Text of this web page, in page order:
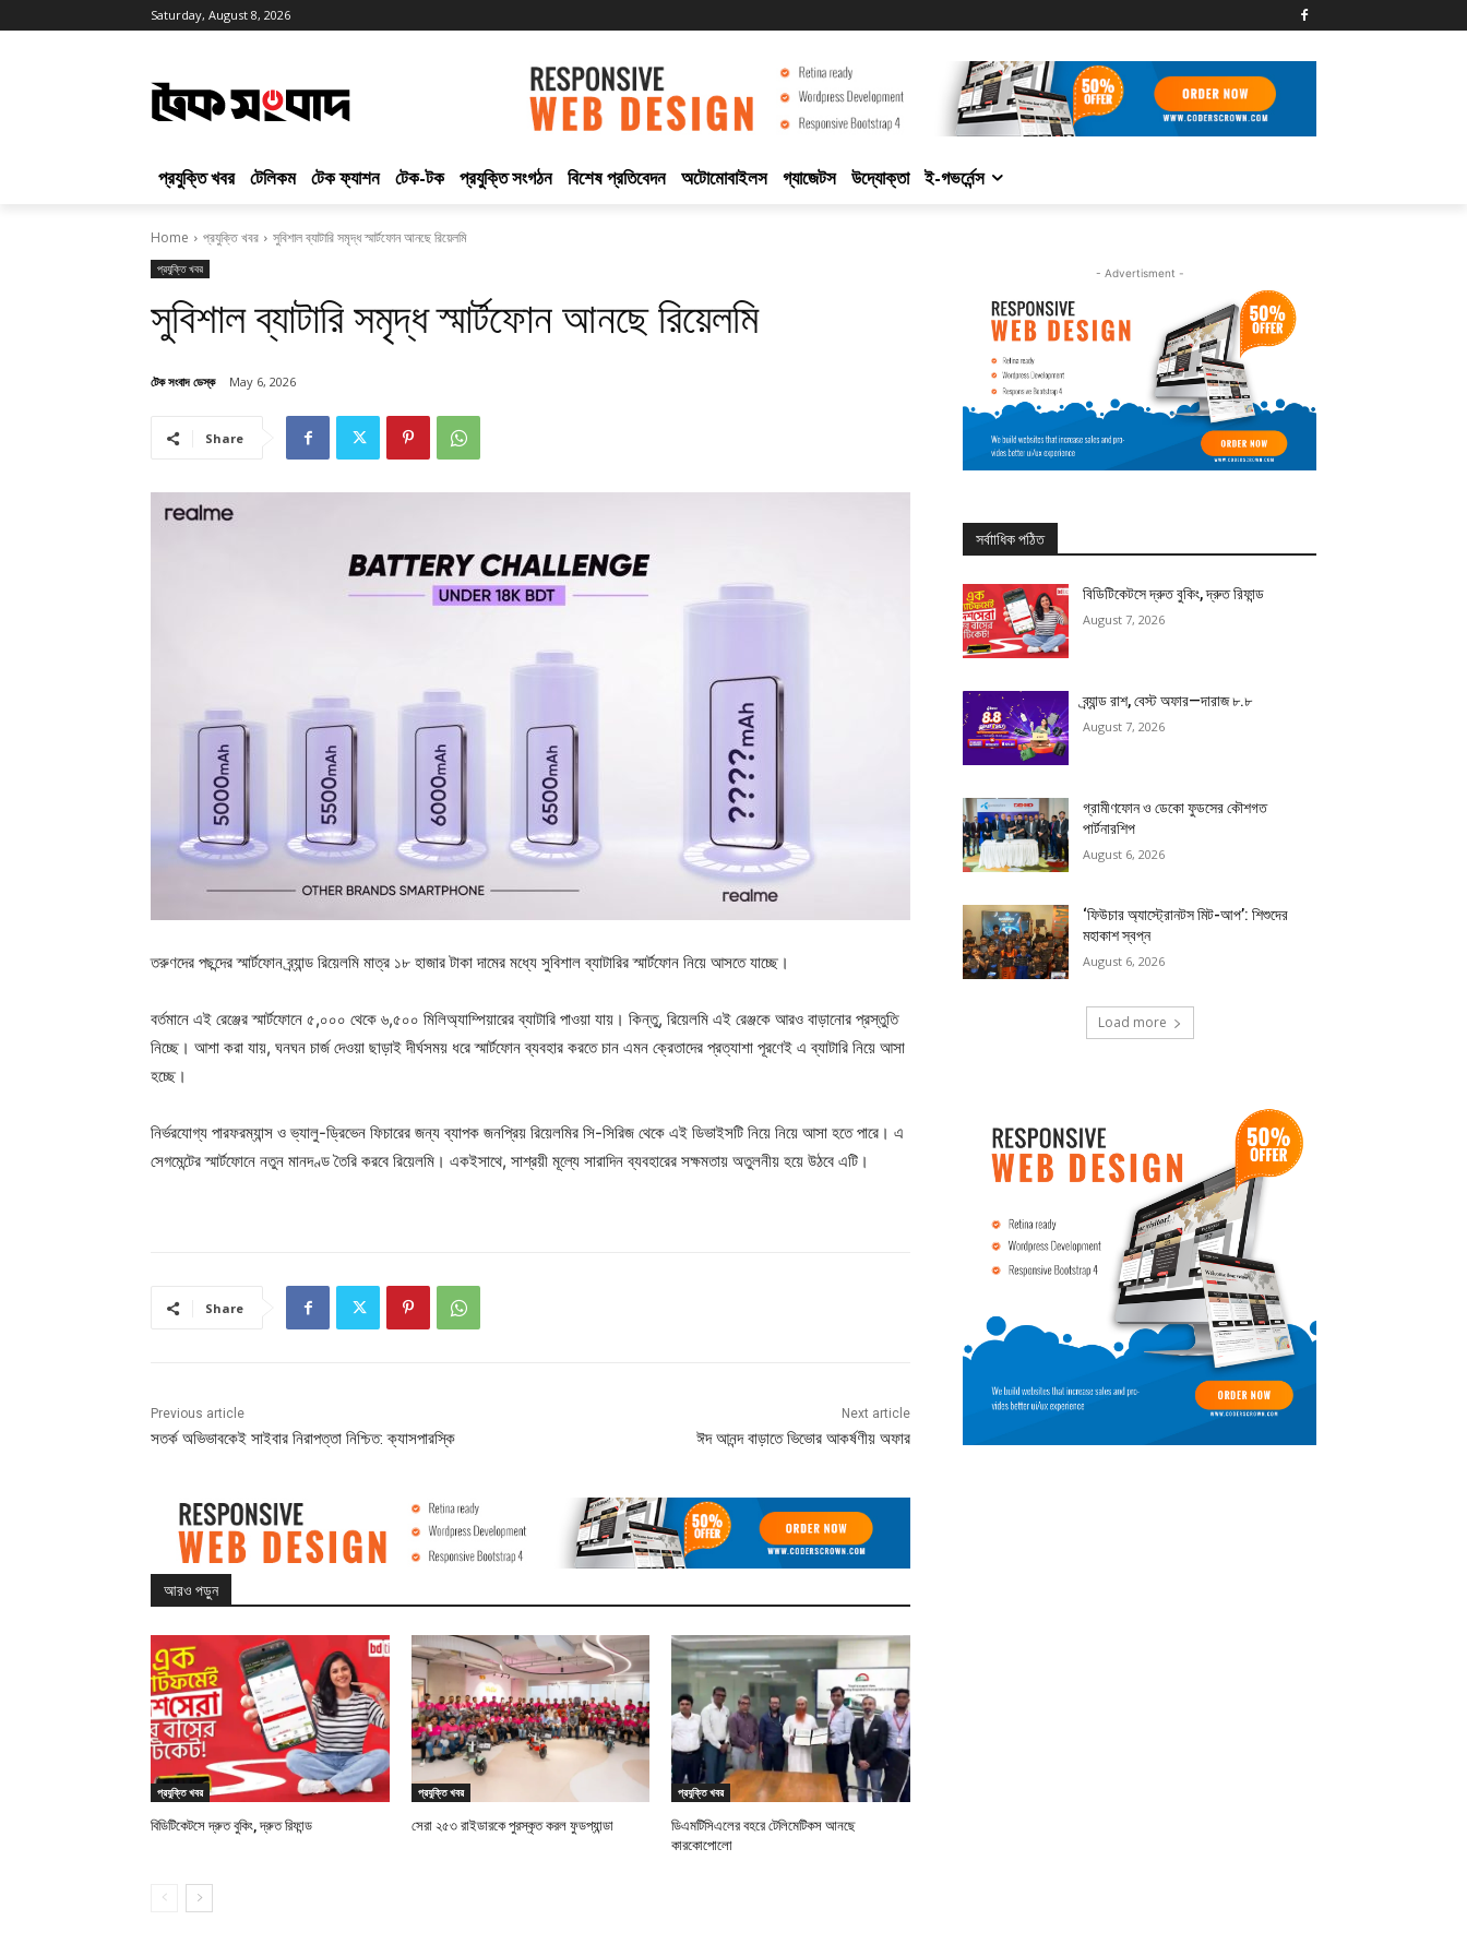
Saturday, August 8, 2026
প্রযুক্তি খবর টেলিকম টেক ফ্যাশন টেক-টক প্রযুক্তি সংগঠন বিশেষ প্রতিবেদন অটোমোবাইলস গ্যাজেটস উদ্যোক্তা ই-গভর্নেন্স
Home প্রযুক্তি খবর সুবিশাল ব্যাটারি সমৃদ্ধ স্মার্টফোন আনছে রিয়েলমি
প্রযুক্তি খবর
সুবিশাল ব্যাটারি সমৃদ্ধ স্মার্টফোন আনছে রিয়েলমি
টেক সংবাদ ডেস্ক May 6, 2026
Share
তরুণদের পছন্দের স্মার্টফোন ব্র্যান্ড রিয়েলমি মাত্র ১৮ হাজার টাকা দামের মধ্যে সুবিশাল ব্যাটারির স্মার্টফোন নিয়ে আসতে যাচ্ছে।
বর্তমানে এই রেঞ্জের স্মার্টফোনে ৫,০০০ থেকে ৬,৫০০ মিলিঅ্যাম্পিয়ারের ব্যাটারি পাওয়া যায়। কিন্তু, রিয়েলমি এই রেঞ্জকে আরও বাড়ানোর প্রস্তুতি
নিচ্ছে। আশা করা যায়, ঘনঘন চার্জ দেওয়া ছাড়াই দীর্ঘসময় ধরে স্মার্টফোন ব্যবহার করতে চান এমন ক্রেতাদের প্রত্যাশা পূরণেই এ ব্যাটারি নিয়ে আসা
হচ্ছে।
নির্ভরযোগ্য পারফরম্যান্স ও ভ্যালু-ড্রিভেন ফিচারের জন্য ব্যাপক জনপ্রিয় রিয়েলমির সি-সিরিজ থেকে এই ডিভাইসটি নিয়ে নিয়ে আসা হতে পারে। এ
সেগমেন্টের স্মার্টফোনে নতুন মানদণ্ড তৈরি করবে রিয়েলমি। একইসাথে, সাশ্রয়ী মূল্যে সারাদিন ব্যবহারের সক্ষমতায় অতুলনীয় হয়ে উঠবে এটি।
Share
Previous article
সতর্ক অভিভাবকেই সাইবার নিরাপত্তা নিশ্চিত: ক্যাসপারস্কি
Next article
ঈদ আনন্দ বাড়াতে ভিভোর আকর্ষণীয় অফার
আরও পড়ুন
প্রযুক্তি খবর
বিডিটিকেটসে দ্রুত বুকিং, দ্রুত রিফান্ড
প্রযুক্তি খবর
সেরা ২৫৩ রাইডারকে পুরস্কৃত করল ফুডপ্যান্ডা
প্রযুক্তি খবর
ডিএমটিসিএলের বহরে টেলিমেটিকস আনছে
কারকোপোলো
- Advertisment -
সর্বাাধিক পঠিত
বিডিটিকেটসে দ্রুত বুকিং, দ্রুত রিফান্ড
August 7, 2026
ব্র্যান্ড রাশ, বেস্ট অফার—দারাজ ৮.৮
August 7, 2026
গ্রামীণফোন ও ডেকো ফুডসের কৌশগত
পার্টনারশিপ
August 6, 2026
‘ফিউচার অ্যাস্ট্রোনটস মিট-আপ’: শিশুদের
মহাকাশ স্বপ্ন
August 6, 2026
Load more